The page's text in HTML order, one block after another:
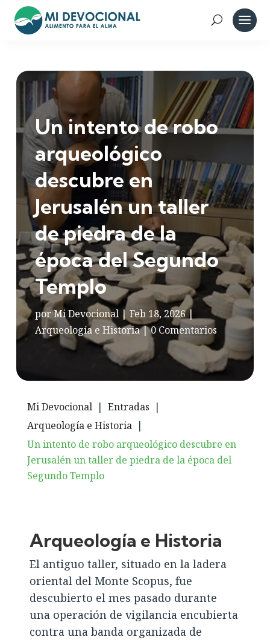
Un intento de robo
arqueológico
descubre en
Jerusalén un taller
de piedra de la
época del Segundo
Templo
porMi Devocional |Feb 18, 2026|
Arqueología e Historia|0 Comentarios
Mi Devocional | Entradas |
Arqueología e Historia |
Un intento de robo arqueológico descubre en
Jerusalén un taller de piedra de la época del
Segundo Templo
Arqueología e Historia
El antiguo taller, situado en la ladera
oriental del Monte Scopus, fue
descubierto el mes pasado durante
una operación de vigilancia encubierta
contra una banda organizada de